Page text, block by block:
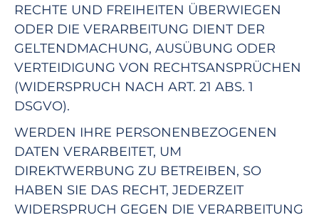
RECHTE UND FREIHEITEN ÜBERWIEGEN
ODER DIE VERARBEITUNG DIENT DER
GELTENDMACHUNG, AUSÜBUNG ODER
VERTEIDIGUNG VON RECHTSANSPRÜCHEN
(WIDERSPRUCH NACH ART. 21 ABS. 1
DSGVO).
WERDEN IHRE PERSONENBEZOGENEN
DATEN VERARBEITET, UM
DIREKTWERBUNG ZU BETREIBEN, SO
HABEN SIE DAS RECHT, JEDERZEIT
WIDERSPRUCH GEGEN DIE VERARBEITUNG